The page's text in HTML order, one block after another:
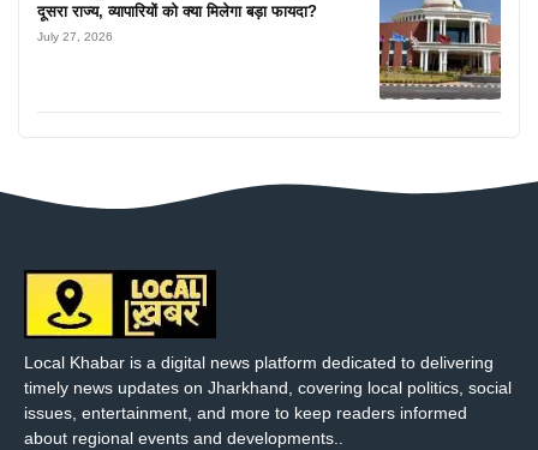
दूसरा राज्य, व्यापारियों को क्या मिलेगा बड़ा फायदा?
July 27, 2026
Local Khabar is a digital news platform dedicated to delivering
timely news updates on Jharkhand, covering local politics, social
issues, entertainment, and more to keep readers informed
about regional events and developments..